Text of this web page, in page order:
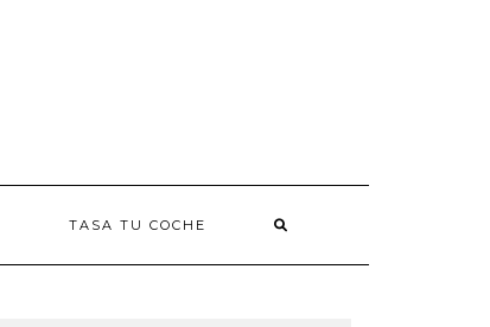
TASA TU COCHE